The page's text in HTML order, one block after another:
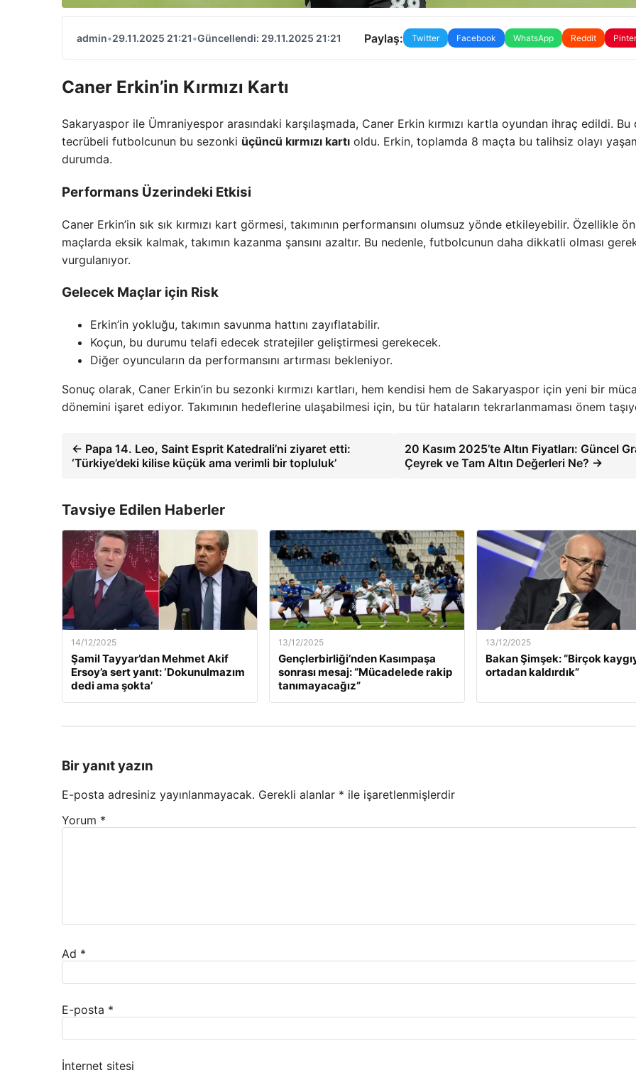
admin•29.11.2025 21:21•Güncellendi: 29.11.2025 21:21 Paylaş: Twitter Facebook WhatsApp Reddit
Caner Erkin’in Kırmızı Kartı
Sakaryaspor ile Ümraniyespor arasındaki karşılaşmada, Caner Erkin kırmızı kartla oyundan ihraç edildi. Bu
tecrübeli futbolcunun bu sezonki üçüncü kırmızı kartı oldu. Erkin, toplamda 8 maçta bu talihsiz olayı
durumda.
Performans Üzerindeki Etkisi
Caner Erkin’in sık sık kırmızı kart görmesi, takımının performansını olumsuz yönde etkileyebilir. Özellikle
maçlarda eksik kalmak, takımın kazanma şansını azaltır. Bu nedenle, futbolcunun daha dikkatli olması
vurgulanıyor.
Gelecek Maçlar için Risk
Erkin’in yokluğu, takımın savunma hattını zayıflatabilir.
Koçun, bu durumu telafi edecek stratejiler geliştirmesi gerekecek.
Diğer oyuncuların da performansını artırması bekleniyor.
Sonuç olarak, Caner Erkin’in bu sezonki kırmızı kartları, hem kendisi hem de Sakaryaspor için yeni bir
dönemini işaret ediyor. Takımının hedeflerine ulaşabilmesi için, bu tür hataların tekrarlanmaması önem
← Papa 14. Leo, Saint Esprit Katedrali’ni ziyaret etti:
‘Türkiye’deki kilise küçük ama verimli bir topluluk’
20 Kasım 2025’te Altın Fiyatları: Güncel
Çeyrek ve Tam Altın Değerleri Ne? →
Tavsiye Edilen Haberler
14/12/2025
Şamil Tayyar’dan Mehmet Akif
Ersoy’a sert yanıt: ‘Dokunulmazım
dedi ama şokta’
13/12/2025
Gençlerbirliği’nden Kasımpaşa
sonrası mesaj: “Mücadelede rakip
tanımayacağız”
13/12/2025
Bakan Şimşek: “Birçok
ortadan kaldırdık”
Bir yanıt yazın
E-posta adresiniz yayınlanmayacak. Gerekli alanlar * ile işaretlenmişlerdir
Yorum *
Ad *
E-posta *
İnternet sitesi